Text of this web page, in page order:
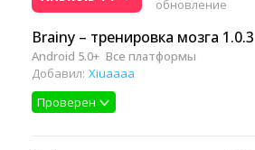
обновление
Brainy – тренировка мозга 1.0.3
Android 5.0+ Все платформы
Добавил: Xiuaaaa
Проверен